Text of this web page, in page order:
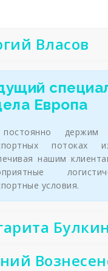
Власов
Европа
держим
потоках
нашим
условия.